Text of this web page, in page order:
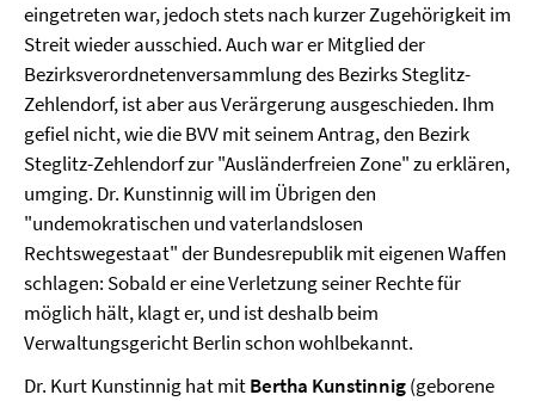
eingetreten war, jedoch stets nach kurzer Zugehörigkeit im
Streit wieder ausschied. Auch war erMitglied der
Bezirksverordnetenversammlung des Bezirks Steglitz-
Zehlendorf, ist aber aus Verärgerung ausgeschieden. Ihm
gefiel nicht, wie die BVV mit seinem Antrag, den Bezirk
Steglitz-Zehlendorf zur "Ausländerfreien Zone" zu erklären,
umging. Dr. Kunstinnigwill im Übrigen den
"undemokratischen und vaterlandslosen
Rechtswegestaat" der Bundesrepublik mit eigenen Waffen
schlagen: Sobald er eine Verletzung seiner Rechte für
möglich hält, klagt er, und ist deshalb beim
Verwaltungsgericht Berlin schon wohlbekannt.
Dr. Kurt Kunstinnig hat mitBertha Kunstinnig(geborene